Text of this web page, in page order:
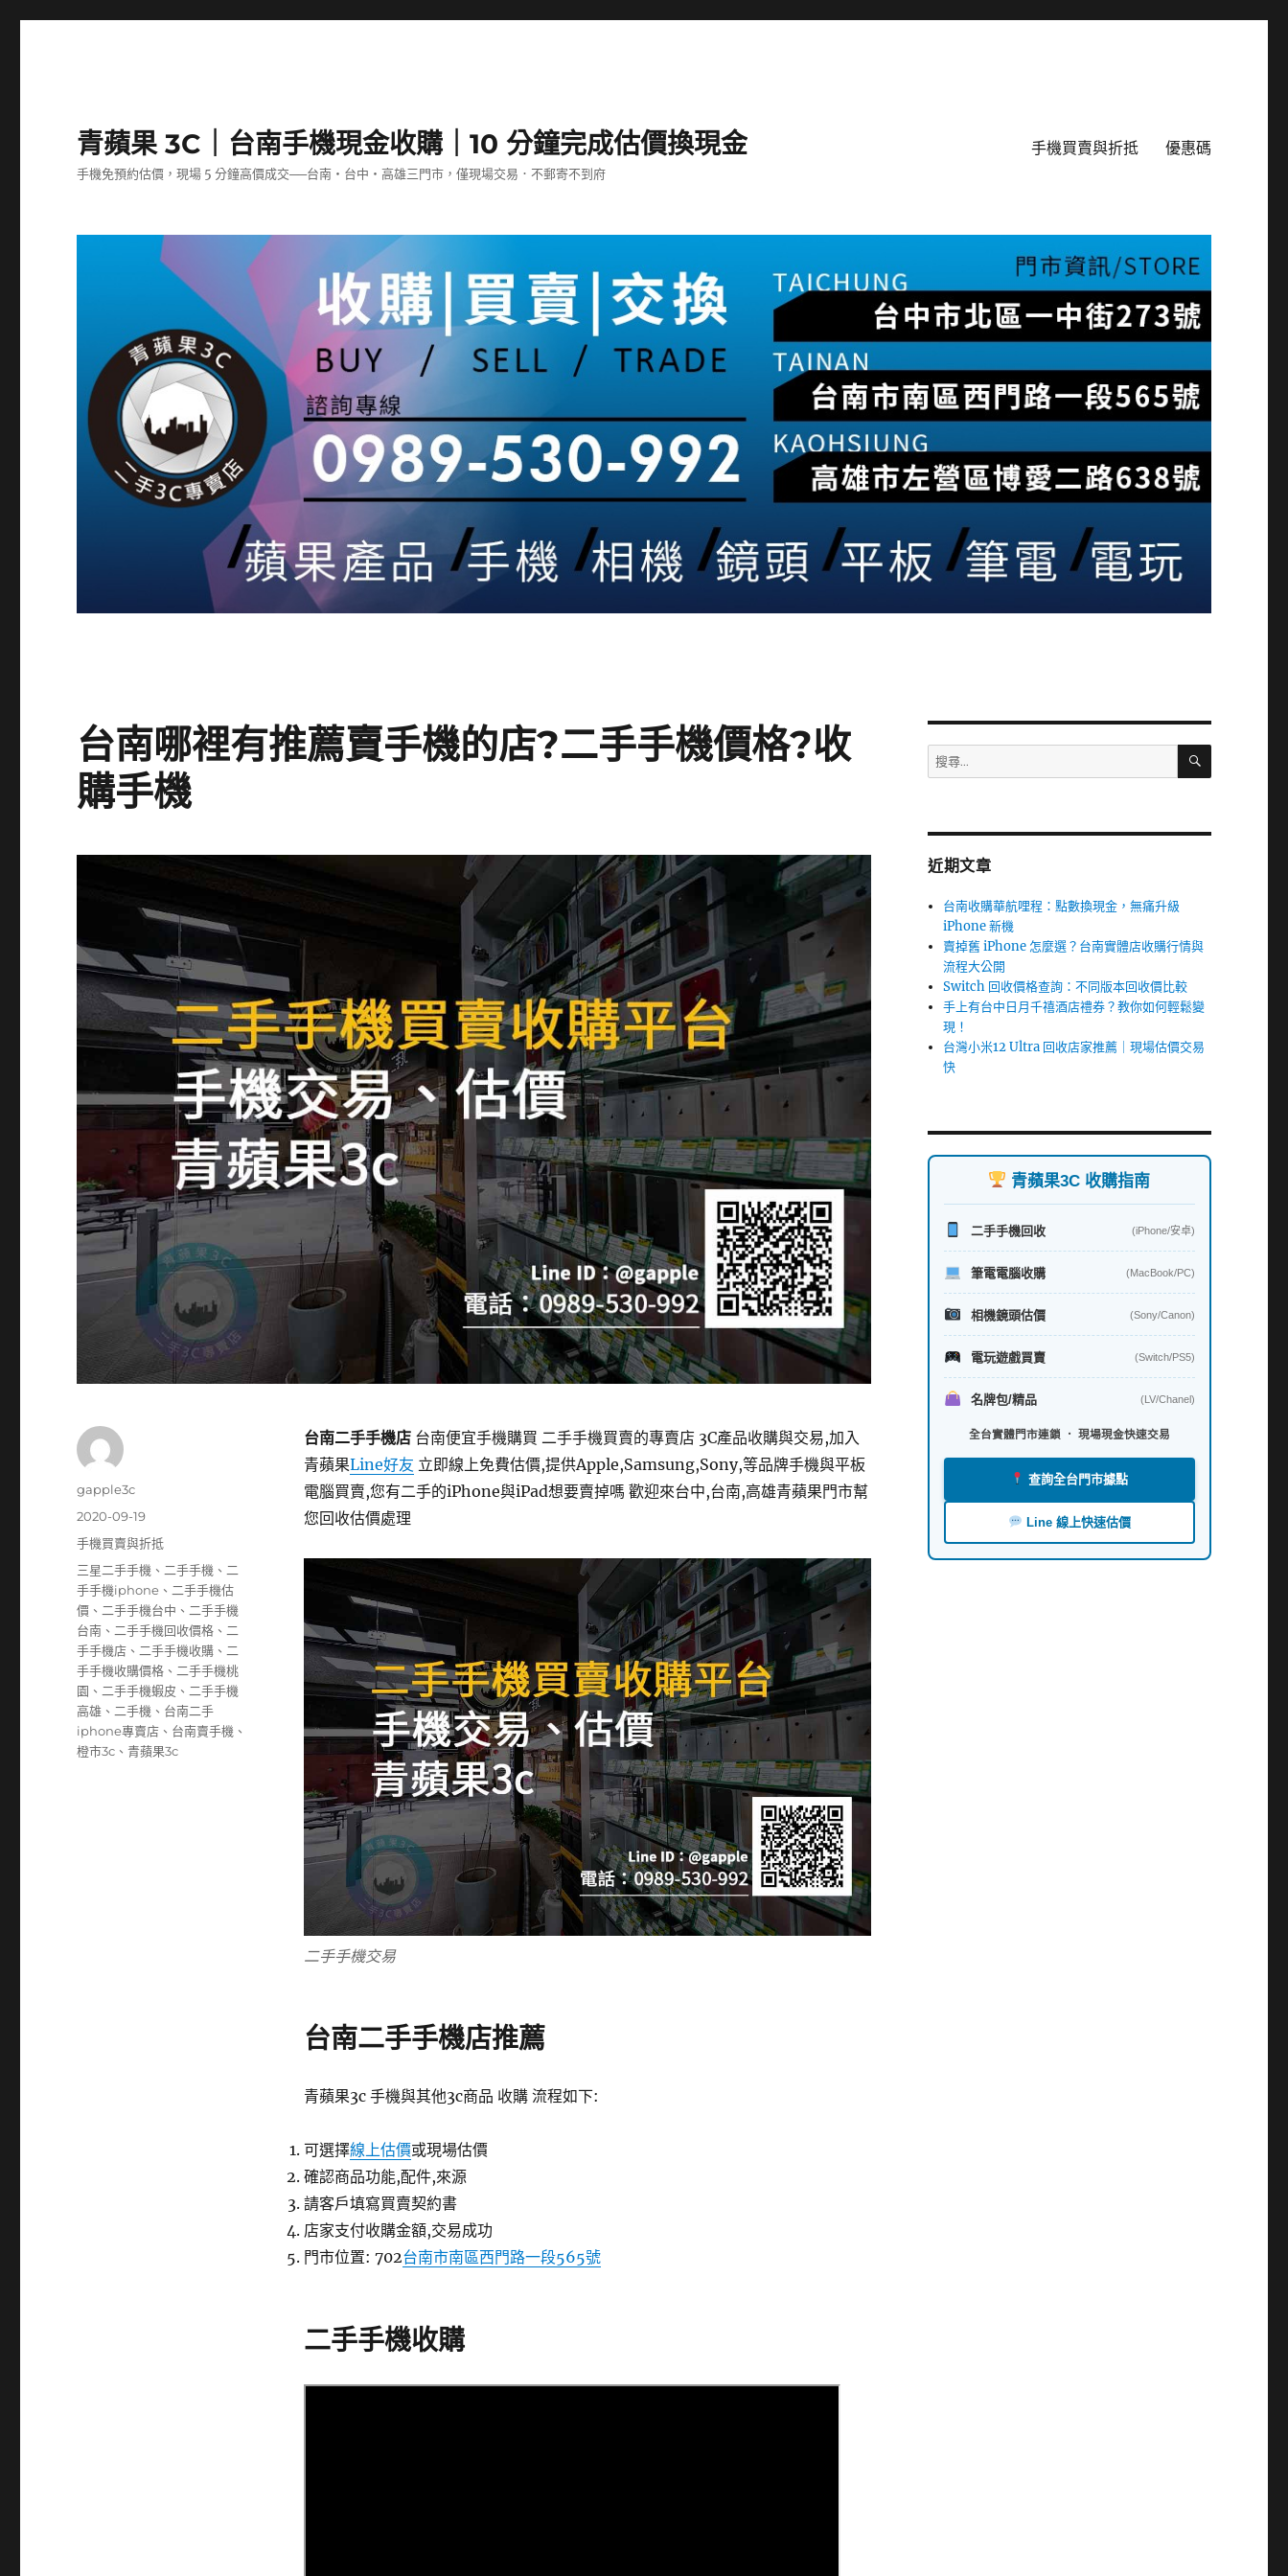
青蘋果 3C｜台南手機現金收購｜10 分鐘完成估價換現金
手機免預約估價，現場 5 分鐘高價成交──台南‧台中‧高雄三門市，僅現場交易．不郵寄不到府
手機買賣與折抵 優惠碼
台南哪裡有推薦賣手機的店?二手手機價格?收
購手機
台南二手手機店台南便宜手機購買 二手手機買賣的專賣店 3C產品收購與交易,加入
青蘋果Line好友 立即線上免費估價,提供Apple,Samsung,Sony,等品牌手機與平板
電腦買賣,您有二手的iPhone與iPad想要賣掉嗎 歡迎來台中,台南,高雄青蘋果門市幫
您回收估價處理
二手手機交易
台南二手手機店推薦
青蘋果3c 手機與其他3c商品 收購 流程如下:
可選擇線上估價或現場估價
確認商品功能,配件,來源
請客戶填寫買賣契約書
店家支付收購金額,交易成功
門市位置: 702台南市南區西門路一段565號
二手手機收購
作
gapple3c
發
佈
期:
2020-09-19
分
類
手機買賣與折抵
標
籤
三星二手手機 、 二手手機 、 二
手手機iphone 、 二手手機估
價 、 二手手機台中 、 二手手機
台南 、 二手手機回收價格 、 二
手手機店 、 二手手機收購 、 二
手手機收購價格 、 二手手機桃
園 、 二手手機蝦皮 、 二手手機
高雄 、 二手機 、 台南二手
iphone專賣店 、 台南賣手機 、
橙市3c 、青蘋果3c
搜
尋
字:
搜
近期文章
台南收購華航哩程：點數換現金，無痛升級
iPhone 新機
賣掉舊 iPhone 怎麼選？台南實體店收購行情與
流程大公開
Switch 回收價格查詢：不同版本回收價比較
手上有台中日月千禧酒店禮券？教你如何輕鬆變
現！
台灣小米12 Ultra 回收店家推薦｜現場估價交易
快
青蘋果3C 收購指南
二手手機回收 (iPhone/安卓)
筆電電腦收購 (MacBook/PC)
相機鏡頭估價 (Sony/Canon)
電玩遊戲買賣 (Switch/PS5)
名牌包/精品 (LV/Chanel)
全台實體門市連鎖 ． 現場現金快速交易
查詢全台門市據點
Line 線上快速估價